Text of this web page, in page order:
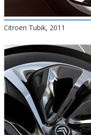
Citroen Tubik, 2011